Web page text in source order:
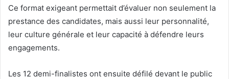
Ce format exigeant permettait d’évaluer non seulement la
prestance des candidates, mais aussi leur personnalité,
leur culture générale et leur capacité à défendre leurs
engagements.
Les 12 demi-finalistes ont ensuite défilé devant le public